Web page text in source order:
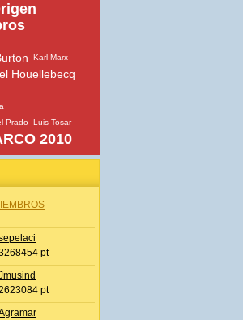
Karl Marx
Houellebecq
Prado Luis Tosar
2010
pt
pt